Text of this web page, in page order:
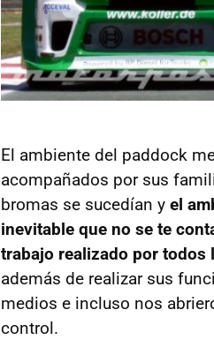
El ambiente del paddock
acompañados por sus
bromas se sucedían y el
inevitable que no se te
trabajo realizado por todos
además de realizar sus
medios e incluso nos
control.